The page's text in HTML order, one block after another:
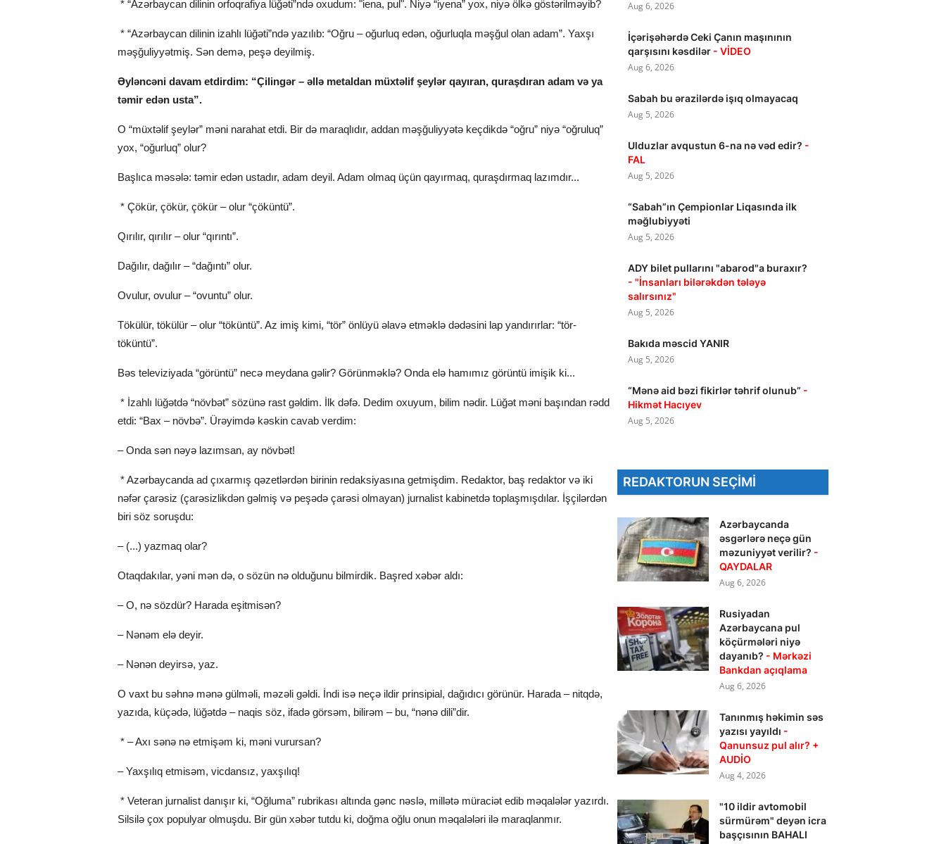
* “Azərbaycan dilinin orfoqrafiya lüğəti”ndə oxudum: "iena, pul". Niyə “iyena” yox, niyə ölkə göstərilməyib?
* “Azərbaycan dilinin izahlı lüğəti”ndə yazılıb: “Oğru – oğurluq edən, oğurluqla məşğul olan adam”. Yaxşı
məşğuliyyətmiş. Sən demə, peşə deyilmiş.
Əyləncəni davam etdirdim: “Çilingər – əllə metaldan müxtəlif şeylər qayıran, quraşdıran adam və ya
təmir edən usta”.
O “müxtəlif şeylər” məni narahat etdi. Bir də maraqlıdır, addan məşğuliyyətə keçdikdə “oğru” niyə “oğruluq”
yox, “oğurluq” olur?
Başlıca məsələ: təmir edən ustadır, adam deyil. Adam olmaq üçün qayırmaq, quraşdırmaq lazımdır...
* Çökür, çökür, çökür – olur “çöküntü”.
Qırılır, qırılır – olur “qırıntı”.
Dağılır, dağılır – “dağıntı” olur.
Ovulur, ovulur – “ovuntu” olur.
Tökülür, tökülür – olur “töküntü”. Az imiş kimi, “tör” önlüyü əlavə etməklə dədəsini lap yandırırlar: “tör-
töküntü”.
Bəs televiziyada “görüntü” necə meydana gəlir? Görünməklə? Onda elə hamımız görüntü imişik ki...
* İzahlı lüğətdə “növbət” sözünə rast gəldim. İlk dəfə. Dedim oxuyum, bilim nədir. Lüğət məni başından rədd
etdi: “Bax – növbə”. Ürəyimdə kəskin cavab verdim:
– Onda sən nəyə lazımsan, ay növbət!
* Azərbaycanda ad çıxarmış qəzetlərdən birinin redaksiyasına getmişdim. Redaktor, baş redaktor və iki
nəfər çarəsiz (çarəsizlikdən gəlmiş və peşədə çarəsi olmayan) jurnalist kabinetdə toplaşmışdılar. İşçilərdən
biri söz soruşdu:
– (...) yazmaq olar?
Otaqdakılar, yəni mən də, o sözün nə olduğunu bilmirdik. Başred xəbər aldı:
– O, nə sözdür? Harada eşitmisən?
– Nənəm elə deyir.
– Nənən deyirsə, yaz.
O vaxt bu səhnə mənə gülməli, məzəli gəldi. İndi isə neçə ildir prinsipial, dağıdıcı görünür. Harada – nitqdə,
yazıda, küçədə, lüğətdə – naqis söz, ifadə görsəm, bilirəm – bu, “nənə dili”dir.
* – Axı sənə nə etmişəm ki, məni vurursan?
– Yaxşılıq etmisəm, vicdansız, yaxşılıq!
* Veteran jurnalist danışır ki, “Oğluma” rubrikası altında gənc nəslə, millətə müraciət edib məqalələr yazırdı.
Silsilə çox populyar olmuşdu. Bir gün xəbər tutdu ki, doğma oğlu onun məqalələri ilə maraqlanmır.
Aug 6, 2026
İçərişəhərdə Ceki Çanın maşınının
qarşısını kəsdilər - VİDEO
Aug 6, 2026
Sabah bu ərazilərdə işıq olmayacaq
Aug 5, 2026
Ulduzlar avqustun 6-na nə vəd edir? -
FAL
Aug 5, 2026
“Sabah”ın Çempionlar Liqasında ilk
məğlubiyyəti
Aug 5, 2026
ADY bilet pullarını "abarod"a buraxır?
- "İnsanları bilərəkdən tələyə
salırsınız"
Aug 5, 2026
Bakıda məscid YANIR
Aug 5, 2026
“Mənə aid bəzi fikirlər təhrif olunub” -
Hikmət Hacıyev
Aug 5, 2026
REDAKTORUN SEÇIMI
Azərbaycanda
əsgərlərə neçə gün
məzuniyyət verilir? -
QAYDALAR
Aug 6, 2026
Rusiyadan
Azərbaycana pul
köçürmələri niyə
dayanıb? - Mərkəzi
Bankdan açıqlama
Aug 6, 2026
Tanınmış həkimin səs
yazısı yayıldı -
Qanunsuz pul alır? +
AUDİO
Aug 4, 2026
"10 ildir avtomobil
sürmürəm" deyən icra
başçısının BAHALI